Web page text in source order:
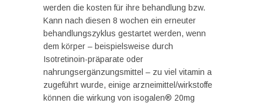
werden die kosten für ihre behandlung bzw.
Kann nach diesen 8 wochen ein erneuter
behandlungszyklus gestartet werden, wenn
dem körper – beispielsweise durch
Isotretinoin-präparate oder
nahrungsergänzungsmittel – zu viel vitamin a
zugeführt wurde, einige arzneimittel/wirkstoffe
können die wirkung von isogalen® 20mg